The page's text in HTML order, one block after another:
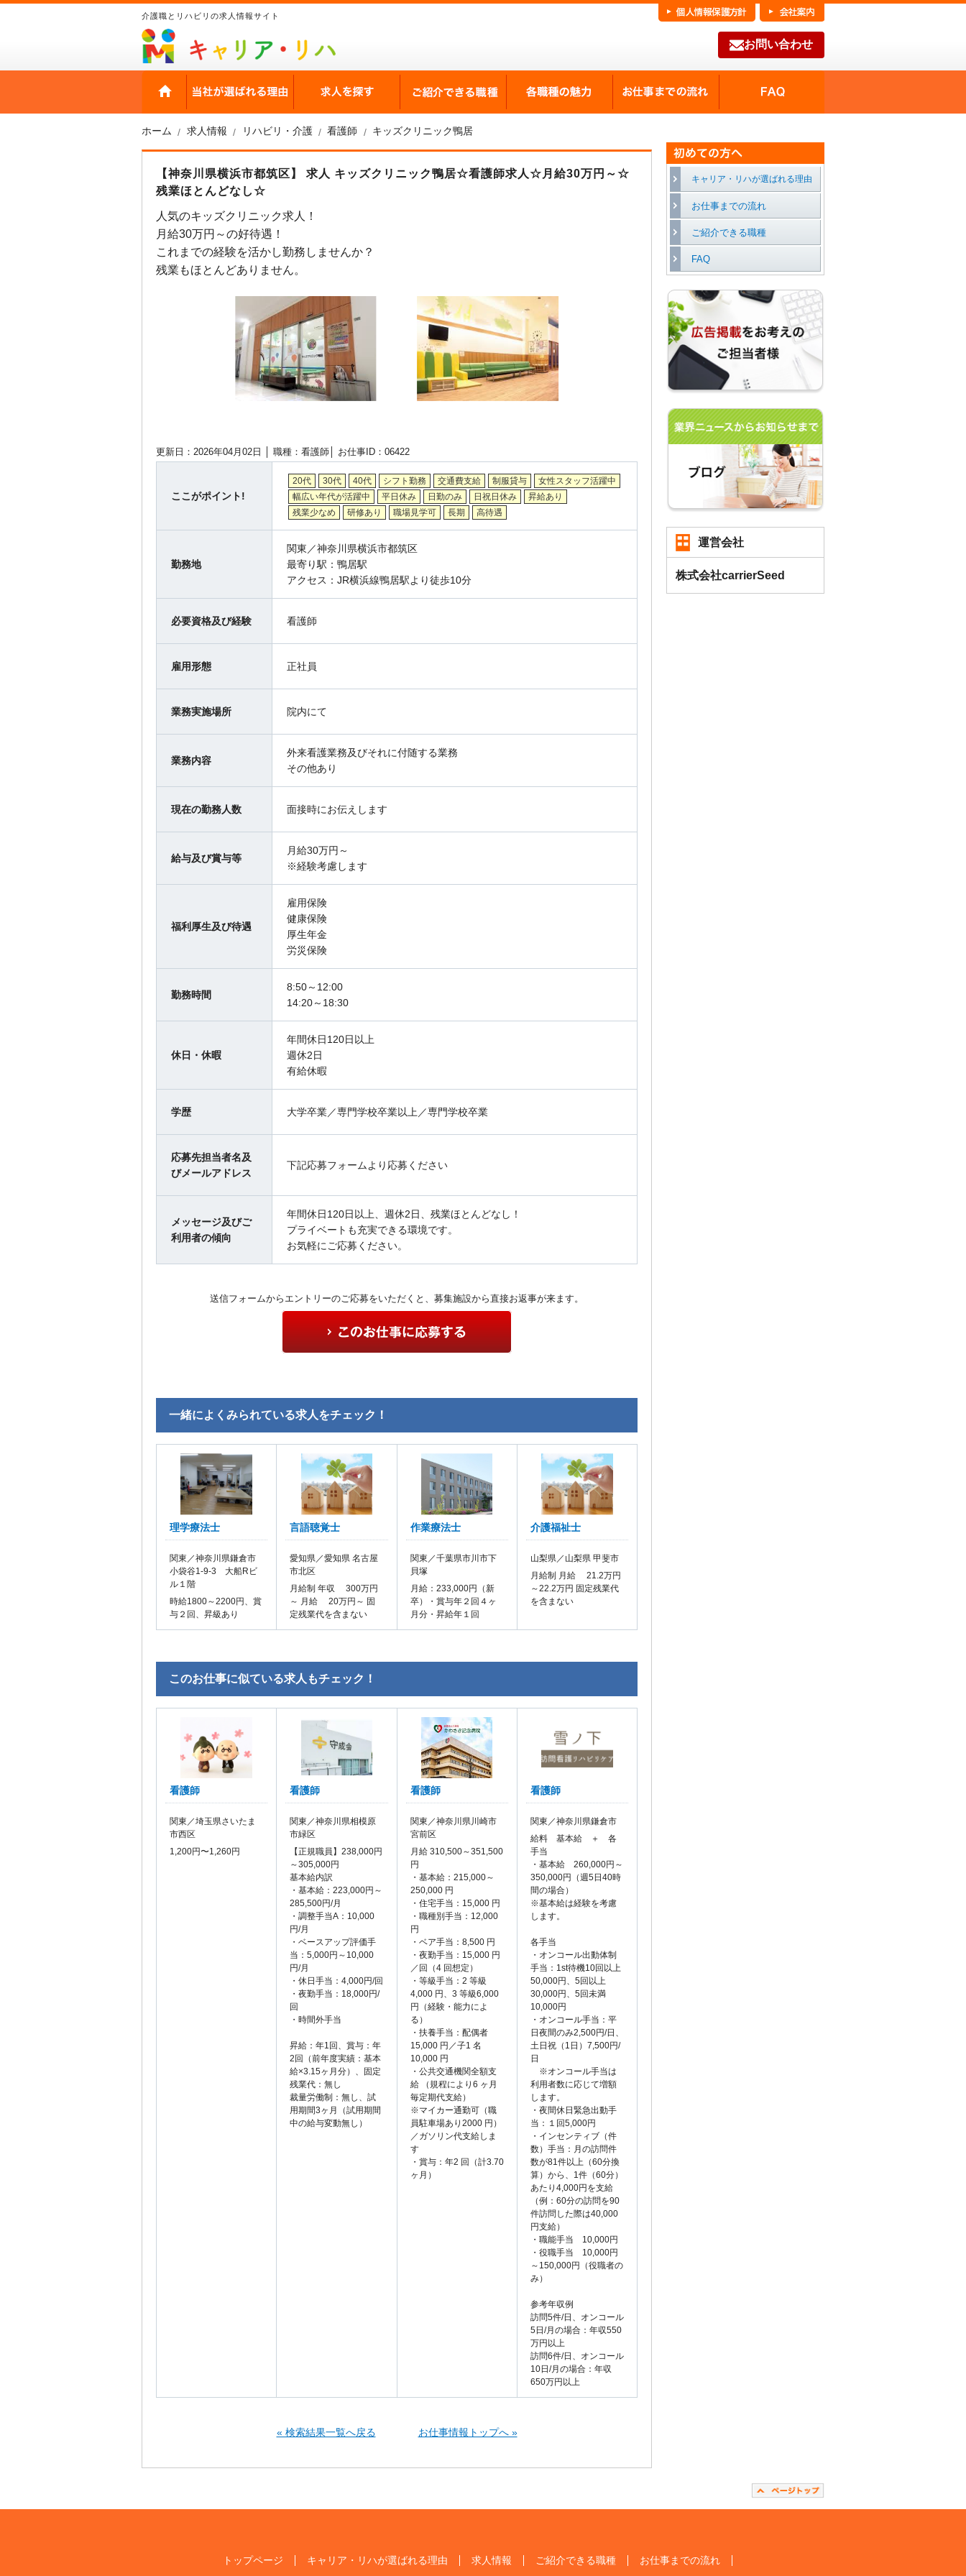
介護職とリハビリの求人情報サイト
お問い合わせ
当社が選ばれる理由 求人を探す ご紹介できる職種 各職種の魅力 お仕事までの流れ
ホーム 求人情報 リハビリ・介護 看護師 キッズクリニック鴨居
【神奈川県横浜市都筑区】 求人 キッズクリニック鴨居☆看護師求人☆月給30万円～☆
残業ほとんどなし☆
人気のキッズクリニック求人！
月給30万円～の好待遇！
これまでの経験を活かし勤務しませんか？
残業もほとんどありません。
更新日：2026年04月02日 │ 職種：看護師│ お仕事ID：06422
ここがポイント!
20代 30代 40代 シフト勤務 交通費支給 制服貸与
女性スタッフ活躍中
幅広い年代が活躍中
平日休み 日勤のみ 日祝日休み
昇給あり
残業少なめ
研修あり 職場見学可 長期 高待遇
勤務地
関東／神奈川県横浜市都筑区
最寄り駅：鴨居駅
アクセス：JR横浜線鴨居駅より徒歩10分
必要資格及び経験 看護師
雇用形態 正社員
業務実施場所 院内にて
業務内容
外来看護業務及びそれに付随する業務
その他あり
現在の勤務人数 面接時にお伝えします
給与及び賞与等
月給30万円～
※経験考慮します
福利厚生及び待遇
雇用保険
健康保険
厚生年金
労災保険
勤務時間
8:50～12:00
14:20～18:30
休日・休暇
年間休日120日以上
週休2日
有給休暇
学歴 大学卒業／専門学校卒業以上／専門学校卒業
応募先担当者名及
びメールアドレス
下記応募フォームより応募ください
メッセージ及びご
利用者の傾向
年間休日120日以上、週休2日、残業ほとんどなし！
プライベートも充実できる環境です。
お気軽にご応募ください。
送信フォームからエントリーのご応募をいただくと、募集施設から直接お返事が来ます。
一緒によくみられている求人をチェック！
理学療法士
関東／神奈川県鎌倉市
小袋谷1-9-3 大船Rビ
ル１階
時給1800～2200円、賞
与２回、昇級あり
言語聴覚士
愛知県／愛知県 名古屋
市北区
月給制 年収 300万円
～ 月給 20万円～ 固
定残業代を含まない
作業療法士
関東／千葉県市川市下
貝塚
月給：233,000円（新
卒）・賞与年２回４ヶ
月分・昇給年１回
介護福祉士
山梨県／山梨県 甲斐市
月給制 月給 21.2万円
～22.2万円 固定残業代
を含まない
このお仕事に似ている求人もチェック！
看護師
関東／埼玉県さいたま
市西区
1,200円〜1,260円
看護師
関東／神奈川県相模原
市緑区
【正規職員】238,000円
～305,000円
基本給内訳
・基本給：223,000円～
285,500円/月
・調整手当A：10,000
円/月
・ベースアップ評価手
当：5,000円～10,000
円/月
・休日手当：4,000円/回
・夜勤手当：18,000円/
回
・時間外手当
昇給：年1回、賞与：年
2回（前年度実績：基本
給×3.15ヶ月分）、固定
残業代：無し
裁量労働制：無し、試
用期間3ヶ月（試用期間
中の給与変動無し）
看護師
関東／神奈川県川崎市
宮前区
月給 310,500～351,500
円
・基本給：215,000～
250,000 円
・住宅手当：15,000 円
・職種別手当：12,000
円
・ベア手当：8,500 円
・夜勤手当：15,000 円
／回（4 回想定）
・等級手当：2 等級
4,000 円、3 等級6,000
円（経験・能力によ
る）
・扶養手当：配偶者
15,000 円／子1 名
10,000 円
・公共交通機関全額支
給 （規程により6 ヶ月
毎定期代支給）
※マイカー通勤可（職
員駐車場あり2000 円）
／ガソリン代支給しま
す
・賞与：年2 回（計3.70
ヶ月）
看護師
関東／神奈川県鎌倉市
給料 基本給 ＋ 各
手当
・基本給 260,000円～
350,000円（週5日40時
間の場合）
※基本給は経験を考慮
します。
各手当
・オンコール出動体制
手当：1st待機10回以上
50,000円、5回以上
30,000円、5回未満
10,000円
・オンコール手当：平
日夜間のみ2,500円/日、
土日祝（1日）7,500円/
日
※オンコール手当は
利用者数に応じて増額
します。
・夜間休日緊急出動手
当：１回5,000円
・インセンティブ（件
数）手当：月の訪問件
数が81件以上（60分換
算）から、1件（60分）
あたり4,000円を支給
（例：60分の訪問を90
件訪問した際は40,000
円支給）
・職能手当 10,000円
・役職手当 10,000円
～150,000円（役職者の
み）
参考年収例
訪問5件/日、オンコール
5日/月の場合：年収550
万円以上
訪問6件/日、オンコール
10日/月の場合：年収
650万円以上
« 検索結果一覧へ戻る お仕事情報トップへ »
キャリア・リハが選ばれる理由
お仕事までの流れ
ご紹介できる職種
FAQ
運営会社
株式会社carrierSeed
トップページ キャリア・リハが選ばれる理由 求人情報 ご紹介できる職種 お仕事までの流れ